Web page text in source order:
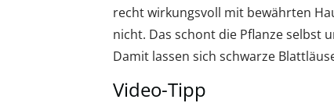
recht wirkungsvoll mit bewährten
nicht. Das schont die Pflanze selbst
Damit lassen sich schwarze
Video-Tipp